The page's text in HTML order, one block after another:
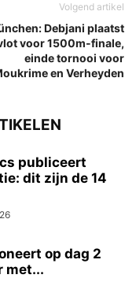
Volgend artikel
Debjani plaatst
voor 1500m-finale,
einde tornooi voor
en Verheyden
publiceert
dit zijn de 14
op dag 2
met...